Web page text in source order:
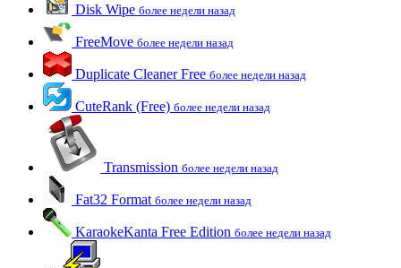
Disk Wipe более недели назад
FreeMove более недели назад
Duplicate Cleaner Free более недели назад
CuteRank (Free) более недели назад
Transmission более недели назад
Fat32 Format более недели назад
KaraokeKanta Free Edition более недели назад